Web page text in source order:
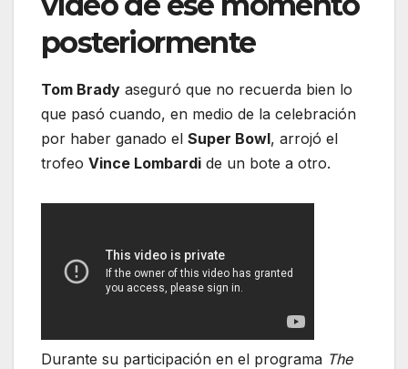
posteriormente
Tom Brady aseguró que no recuerda bien lo
que pasó cuando, en medio de la celebración
por haber ganado el Super Bowl, arrojó el
trofeo Vince Lombardi de un bote a otro.
Durante su participación en el programa The